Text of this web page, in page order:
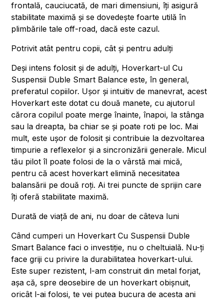
frontală, cauciucată, de mari dimensiuni, îți asigură
stabilitate maximă și se dovedește foarte utilă în
plimbările tale off-road, dacă este cazul.
Potrivit atât pentru copii, cât și pentru adulți
Deși intens folosit și de adulți, Hoverkart-ul Cu
Suspensii Duble Smart Balance este, în general,
preferatul copiilor. Ușor și intuitiv de manevrat, acest
Hoverkart este dotat cu două manete, cu ajutorul
cărora copilul poate merge înainte, înapoi, la stânga
sau la dreapta, ba chiar se și poate roti pe loc. Mai
mult, este ușor de folosit și contribuie la dezvoltarea
timpurie a reflexelor și a sincronizării generale. Micul
tău pilot îl poate folosi de la o vârstă mai mică,
pentru că acest hoverkart elimină necesitatea
balansării pe două roți. Ai trei puncte de sprijin care
îți oferă stabilitate maximă.
Durată de viață de ani, nu doar de câteva luni
Când cumperi un Hoverkart Cu Suspensii Duble
Smart Balance faci o investiție, nu o cheltuială. Nu-ți
face griji cu privire la durabilitatea hoverkart-ului.
Este super rezistent, l-am construit din metal forjat,
așa că, spre deosebire de un hoverkart obișnuit,
oricât l-ai folosi, te vei putea bucura de acesta ani